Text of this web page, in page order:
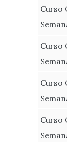
Curso
Curso
Curso
Curso